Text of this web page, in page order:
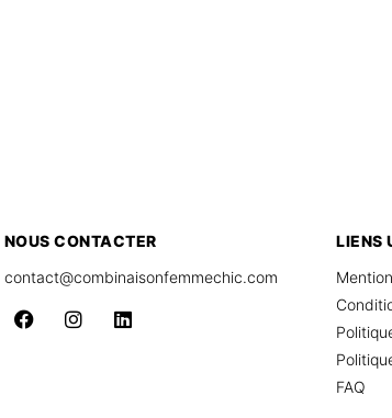
NOUS CONTACTER
contact@combinaisonfemmechic.com
LIENS
FAQ